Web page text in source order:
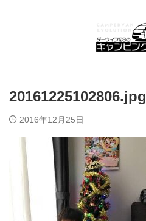
20161225102806.jpg
2016年12月25日